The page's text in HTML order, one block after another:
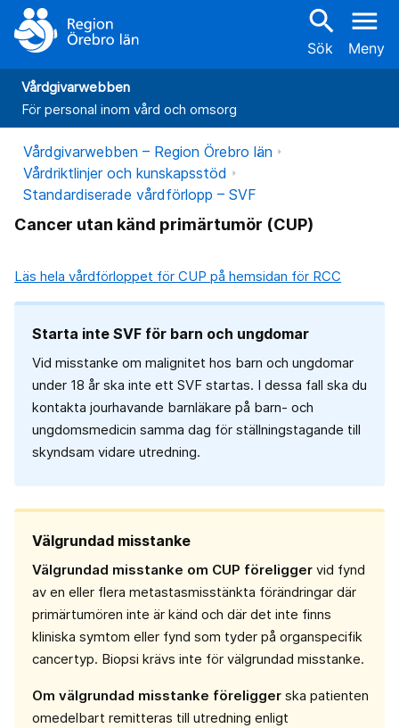
search
Sök
menu
Meny
Vårdgivarwebben
För personal inom vård och omsorg
Vårdgivarwebben – Region Örebro län
Vårdriktlinjer och kunskapsstöd
Standardiserade vårdförlopp – SVF
Cancer utan känd primärtumör (CUP)
Läs hela vårdförloppet för CUP på hemsidan för RCC
Starta inte SVF för barn och ungdomar
Vid misstanke om malignitet hos barn och ungdomar
under 18 år ska inte ett SVF startas. I dessa fall ska du
kontakta jourhavande barnläkare på barn- och
ungdomsmedicin samma dag för ställningstagande till
skyndsam vidare utredning.
Välgrundad misstanke
Välgrundad misstanke om CUP föreligger vid fynd
av en eller flera metastasmisstänkta förändringar där
primärtumören inte är känd och där det inte finns
kliniska symtom eller fynd som tyder på organspecifik
cancertyp. Biopsi krävs inte för välgrundad misstanke.
Om välgrundad misstanke föreligger ska patienten
omedelbart remitteras till utredning enligt